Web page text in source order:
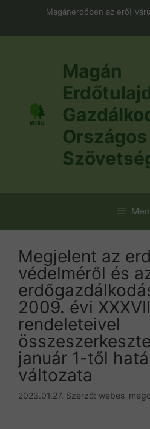
Magánerdőben az erő!
Magán
Országos
Megjelent az
védelméről és
2009. évi
rendeleteivel
január 1-től
változata
2023.01.27. Szerző: